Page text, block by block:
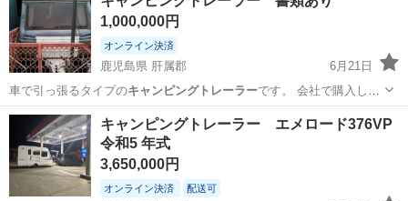
1,000,000円
オンライン決済
鹿児島県 肝属郡
6月21日
車で引っ張るタイプのキャンピングトレーラーです。 会社で購入しま
し…
鹿児島 肝属郡 キャリア、ラック キャンピングトレーラー
キャンピングトレーラー エメロード376VP
令和5 年式
3,650,000円
オンライン決済 配送可